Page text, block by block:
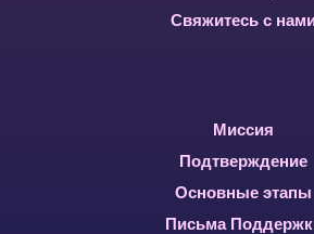
Свяжитесь с
Миссия
Подтверждение
Основные этапы
Письма